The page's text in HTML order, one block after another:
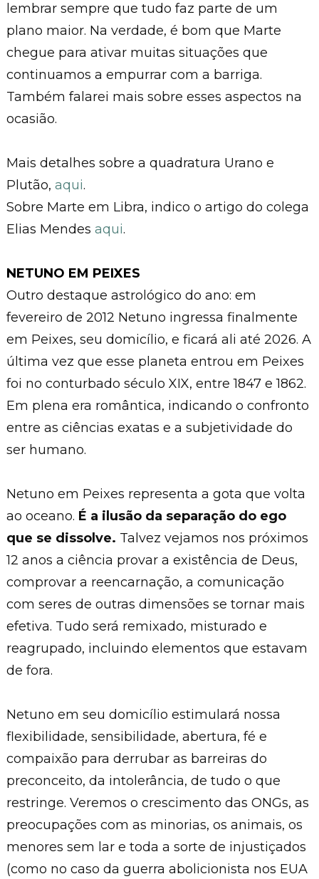
lembrar sempre que tudo faz parte de um
plano maior. Na verdade, é bom que Marte
chegue para ativar muitas situações que
continuamos a empurrar com a barriga.
Também falarei mais sobre esses aspectos na
ocasião.
Mais detalhes sobre a quadratura Urano e
Plutão, aqui.
Sobre Marte em Libra, indico o artigo do colega
Elias Mendes aqui.
NETUNO EM PEIXES
Outro destaque astrológico do ano: em
fevereiro de 2012 Netuno ingressa finalmente
em Peixes, seu domicílio, e ficará ali até 2026. A
última vez que esse planeta entrou em Peixes
foi no conturbado século XIX, entre 1847 e 1862.
Em plena era romântica, indicando o confronto
entre as ciências exatas e a subjetividade do
ser humano.
Netuno em Peixes representa a gota que volta
ao oceano. É a ilusão da separação do ego
que se dissolve. Talvez vejamos nos próximos
12 anos a ciência provar a existência de Deus,
comprovar a reencarnação, a comunicação
com seres de outras dimensões se tornar mais
efetiva. Tudo será remixado, misturado e
reagrupado, incluindo elementos que estavam
de fora.
Netuno em seu domicílio estimulará nossa
flexibilidade, sensibilidade, abertura, fé e
compaixão para derrubar as barreiras do
preconceito, da intolerância, de tudo o que
restringe. Veremos o crescimento das ONGs, as
preocupações com as minorias, os animais, os
menores sem lar e toda a sorte de injustiçados
(como no caso da guerra abolicionista nos EUA